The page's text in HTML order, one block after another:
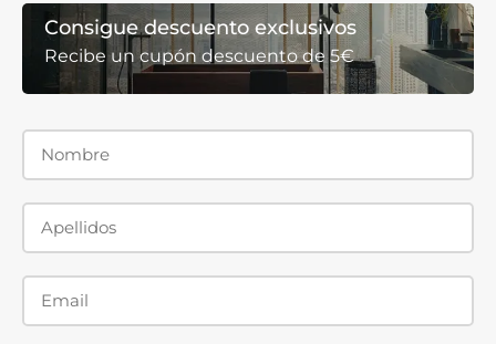
Consigue descuento exclusivos
Recibe un cupón descuento de 5€